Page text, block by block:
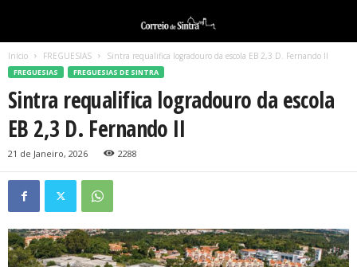
Início FREGUESIAS Sintra requalifica logradouro da escola EB 2,3 D. Fernando II
FREGUESIAS FREGUESIAS DE SINTRA
Sintra requalifica logradouro da escola
EB 2,3 D. Fernando II
21 de Janeiro, 2026 2288